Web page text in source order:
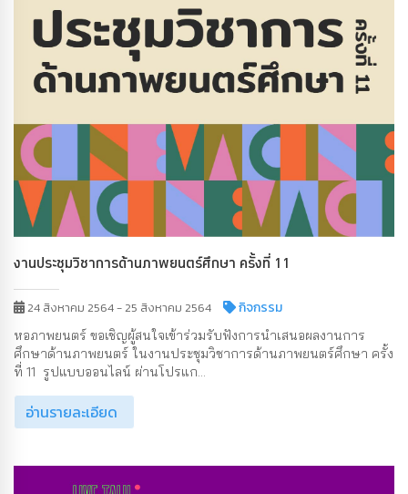
งานประชุมวิชาการด้านภาพยนตร์ศึกษา ครั้งที่ 11
24 สิงหาคม 2564 - 25 สิงหาคม 2564 กิจกรรม
หอภาพยนตร์ ขอเชิญผู้สนใจเข้าร่วมรับฟังการนำเสนอผลงานการ
ศึกษาด้านภาพยนตร์ ในงานประชุมวิชาการด้านภาพยนตร์ศึกษา ครั้ง
ที่ 11 รูปแบบออนไลน์ ผ่านโปรแก...
อ่านรายละเอียด